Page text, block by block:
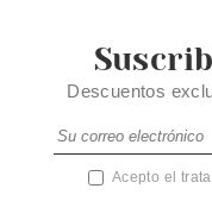
Descuentos
Acepto el